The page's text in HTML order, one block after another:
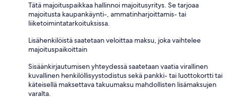
Tätä majoituspaikkaa hallinnoi majoitusyritys. Se tarjoaa
majoitusta kaupankäynti-, ammatinharjoittamis- tai
liiketoimintatarkoituksissa.
Lisähenkilöistä saatetaan veloittaa maksu, joka vaihtelee
majoituspaikoittain
Sisäänkirjautumisen yhteydessä saatetaan vaatia virallinen
kuvallinen henkilöllisyystodistus sekä pankki- tai luottokortti tai
käteisellä maksettava takuumaksu mahdollisten lisämaksujen
varalta.